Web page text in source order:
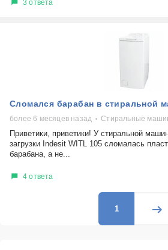
3 ответа
Сломался барабан в стиральной
более 6 месяцев назад Стиральные
Приветики, приветики! У стиральной
загрузки Indesit WITL 105 сломалась
барабана, а не...
4 ответа
1